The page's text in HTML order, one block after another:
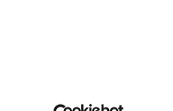
Nurmikartanontie
Katso sijainti kartalla